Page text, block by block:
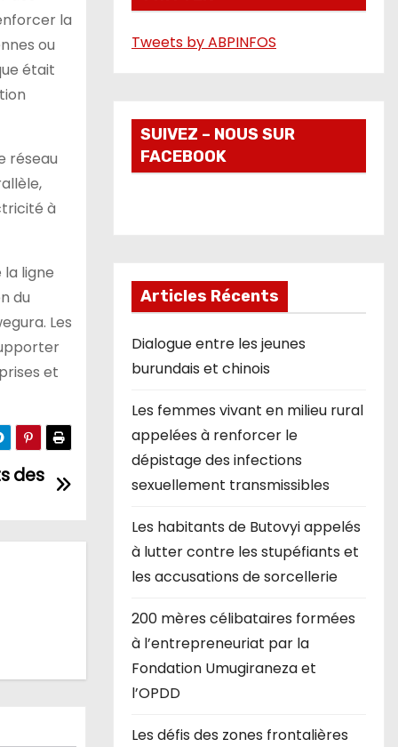
la
ou
était
réseau
à
ligne
du
Les
et
des
o
Tweets by ABPINFOS
SUIVEZ – NOUS SUR
FACEBOOK
Articles Récents
Dialogue entre les jeunes
burundais et chinois
Les femmes vivant en milieu rural
appelées à renforcer le
dépistage des infections
sexuellement transmissibles
Les habitants de Butovyi appelés
à lutter contre les stupéfiants et
les accusations de sorcellerie
200 mères célibataires formées
à l’entrepreneuriat par la
Fondation Umugiraneza et
l’OPDD
Les défis des zones frontalières